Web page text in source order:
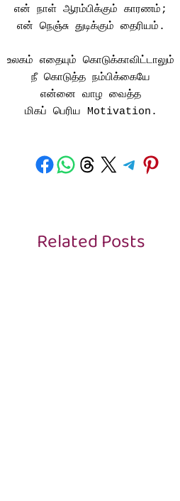
என் நாள் ஆரம்பிக்கும் காரணம்;
என் நெஞ்சு துடிக்கும் தைரியம்.
உலகம் எதையும் கொடுக்காவிட்டாலும்
நீ கொடுத்த நம்பிக்கையே
என்னை வாழ வைத்த
மிகப் பெரிய Motivation.
Related Posts